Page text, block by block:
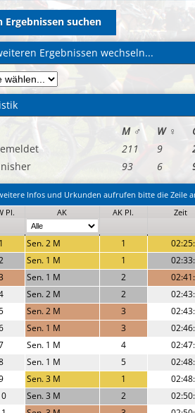
Ergebnissen suchen
Ergebnissen wechseln...
W ♀
M ♂
9
211
6
93
Infos und Urkunden aufrufen bitte die Zeile
Pl. AK AK Pl. Zeit
1 Sen. 2 M 1
Sen. 1 M 1
Sen. 1 M 2
Sen. 2 M 2
Sen. 2 M 3
Sen. 1 M 3
Sen. 1 M 4
Sen. 1 M 5
Sen. 3 M 1
Sen. 3 M 2